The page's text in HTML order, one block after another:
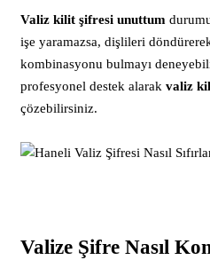
Valiz kilit şifresi unuttum
işe yaramazsa, dişlileri
kombinasyonu bulmayı
profesyonel destek alarak valiz
çözebilirsiniz.
Valize Şifre Nasıl